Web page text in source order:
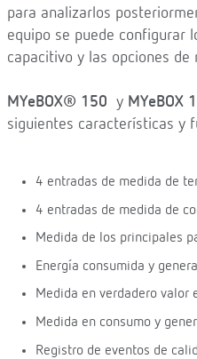
para analizarlos
equipo se puede configurar
capacitivo y las opciones de
MYeBOX® 150 y MYeBOX
siguientes características y
4 entradas de medida de
4 entradas de medida de
Medida de los principales
Energía consumida y
Medida en verdadero valor
Medida en consumo y
Registro de eventos de